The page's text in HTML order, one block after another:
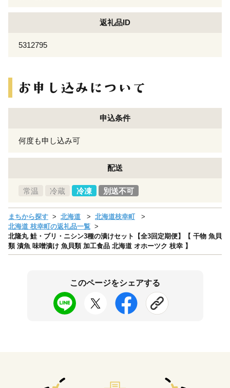
返礼品ID
5312795
申込条件
何度も申し込み可
配送
常温 冷蔵 冷凍 別送不可
まちから探す 北海道
北海道枝幸町
北海道 枝幸町の返礼品一覧
北隆丸 鮭・ブリ・ニシン3種の漬けセット【全3回定期便】【 干物 魚貝
類 漬魚 味噌漬け 魚貝類 加工食品 北海道 オホーツク 枝幸 】
このページをシェアする